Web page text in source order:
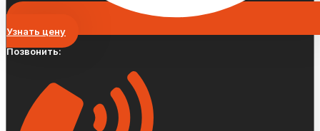
Узнать цену
Позвонить: